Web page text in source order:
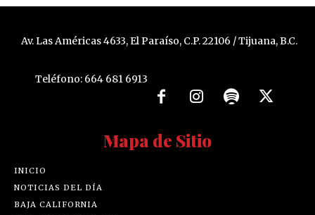
Av. Las Américas 4633, El Paraíso, C.P. 22106 / Tijuana, B.C.
Teléfono: 664 681 6913
Mapa de Sitio
INICIO
NOTICIAS DEL DÍA
BAJA CALIFORNIA